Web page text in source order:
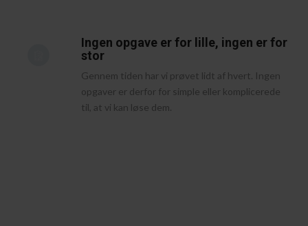
Ingen opgave er for lille, ingen er for
stor
Gennem tiden har vi prøvet lidt af hvert. Ingen
opgaver er derfor for simple eller komplicerede
til, at vi kan løse dem.